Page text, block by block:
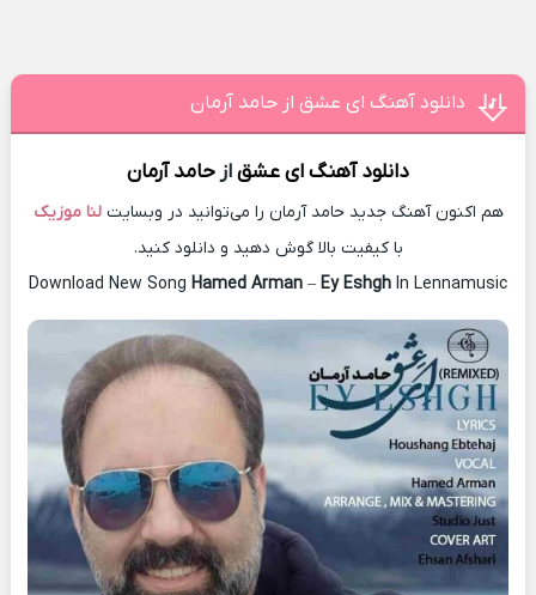
دانلود آهنگ ای عشق از حامد آرمان
دانلود آهنگای عشقازحامد آرمان
هم اکنون آهنگ جدید حامد آرمان را می‌توانید در وبسایتلنا موزیک
با کیفیت بالا گوش دهید و دانلود کنید.
Download New Song Hamed Arman – Ey Eshgh In Lennamusic